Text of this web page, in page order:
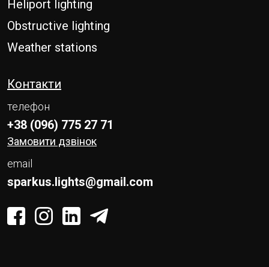
Heliport lighting
Obstructive lighting
Weather stations
Контакти
телефон
+38 (096) 775 27 71
Замовити дзвінок
email
sparkus.lights@gmail.com